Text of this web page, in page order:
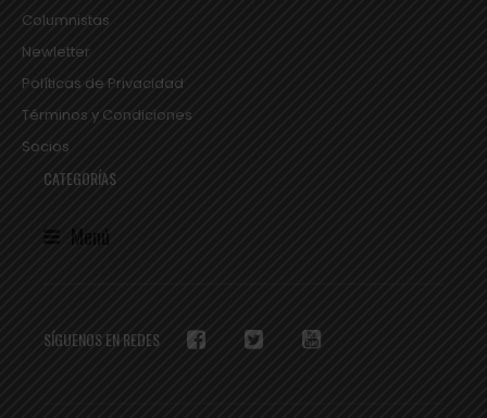
Columnistas
Newletter
Políticas de Privacidad
Términos y Condiciones
Socios
CATEGORÍAS
Menú
SÍGUENOS EN REDES